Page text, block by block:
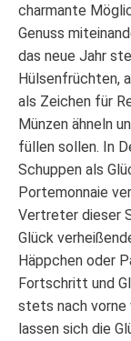
charmante
Genuss
das neue Jahr
Hülsenfrüchten,
als Zeichen für
Münzen ähneln
füllen sollen. In
Schuppen als
Portemonnaie
Vertreter dieser
Glück
Häppchen oder
Fortschritt und
stets nach vorne
lassen sich die